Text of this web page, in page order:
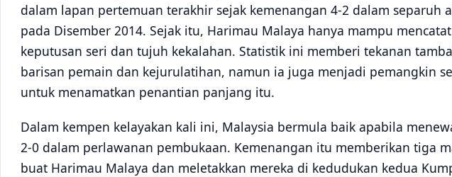
dalam lapan pertemuan terakhir sejak kemenangan 4-2 dalam separuh
pada Disember 2014. Sejak itu, Harimau Malaya hanya mampu
keputusan seri dan tujuh kekalahan. Statistik ini memberi tekanan
barisan pemain dan kejurulatihan, namun ia juga menjadi pemangkin
untuk menamatkan penantian panjang itu.
Dalam kempen kelayakan kali ini, Malaysia bermula baik apabila
2-0 dalam perlawanan pembukaan. Kemenangan itu memberikan tiga
buat Harimau Malaya dan meletakkan mereka di kedudukan kedua